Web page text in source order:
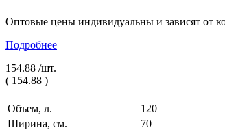
Оптовые цены индивидуальны и зависят от
Подробнее
154.88 /шт.
( 154.88 )
Объем, л.
120
Ширина, см.
70